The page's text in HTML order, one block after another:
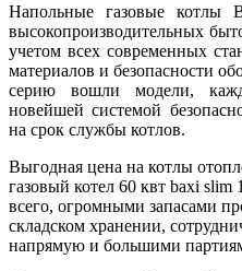
Напольные газовые
высокопроизводительных
учетом всех современных
материалов и безопасности
серию вошли модели,
новейшей системой
на срок службы котлов.
Выгодная цена на котлы
газовый котел 60 квт baxi slim
всего, огромными запасами
складском хранении,
напрямую и большими